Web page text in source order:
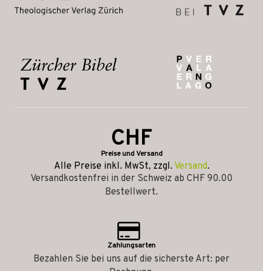
CHF
Preise und Versand
Alle Preise inkl. MwSt, zzgl. Versand.
Versandkostenfrei in der Schweiz ab CHF 90.00
Bestellwert.
Zahlungsarten
Bezahlen Sie bei uns auf die sicherste Art: per